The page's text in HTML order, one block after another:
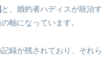
と、婚約者ハディスが統治す
軸になっています。
録が残されており、それら